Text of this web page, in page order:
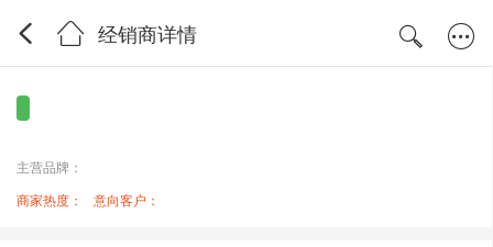
经销商详情
主营品牌：
商家热度：
意向客户：